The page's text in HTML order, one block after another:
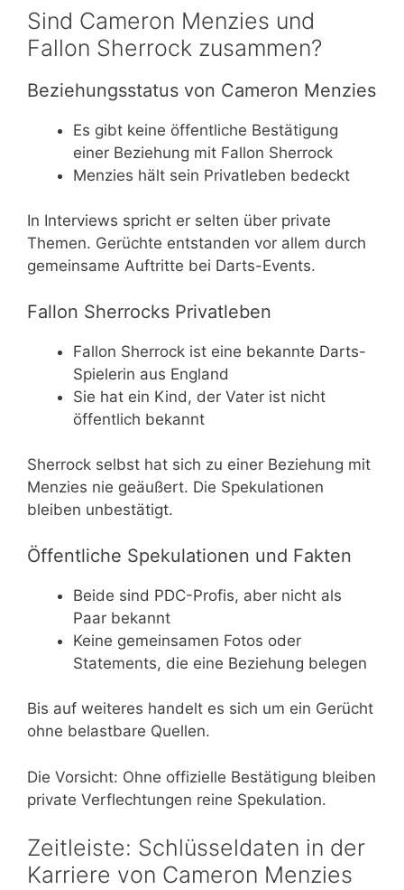
Sind Cameron Menzies und
Fallon Sherrock zusammen?
Beziehungsstatus von Cameron Menzies
Es gibt keine öffentliche Bestätigung
einer Beziehung mit Fallon Sherrock
Menzies hält sein Privatleben bedeckt
In Interviews spricht er selten über private
Themen. Gerüchte entstanden vor allem durch
gemeinsame Auftritte bei Darts-Events.
Fallon Sherrocks Privatleben
Fallon Sherrock ist eine bekannte Darts-
Spielerin aus England
Sie hat ein Kind, der Vater ist nicht
öffentlich bekannt
Sherrock selbst hat sich zu einer Beziehung mit
Menzies nie geäußert. Die Spekulationen
bleiben unbestätigt.
Öffentliche Spekulationen und Fakten
Beide sind PDC-Profis, aber nicht als
Paar bekannt
Keine gemeinsamen Fotos oder
Statements, die eine Beziehung belegen
Bis auf weiteres handelt es sich um ein Gerücht
ohne belastbare Quellen.
Die Vorsicht: Ohne offizielle Bestätigung bleiben
private Verflechtungen reine Spekulation.
Zeitleiste: Schlüsseldaten in der
Karriere von Cameron Menzies